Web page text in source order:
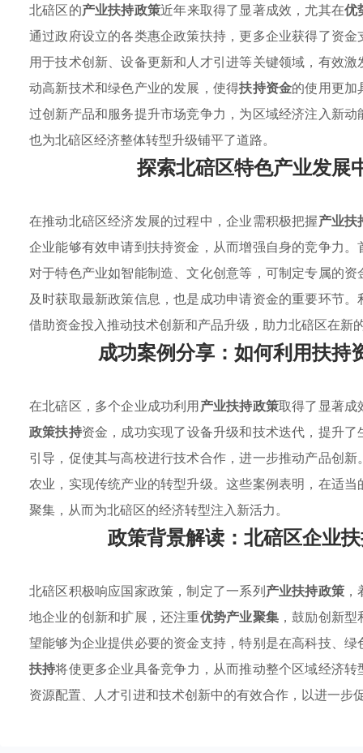
北碚区的产业扶持政策近年来取得了显著成效，尤其在优
通过政府设立的各类惠企政策扶持，更多企业获得了资
用于技术创新、设备更新和人才引进等关键领域，有效
动高新技术和绿色产业的发展，使得扶持资金的使用更加
过创新产品和服务提升市场竞争力，为区域经济注入新
也为北碚区经济整体转型升级铺平了道路。
探索北碚区特色产业发展
在推动北碚区经济发展的过程中，企业需积极把握产业扶
企业能够有效申请到扶持资金，从而增强自身的竞争力。
对于特色产业如智能制造、文化创意等，可制定专属的
及时获取最新政策信息，也是成功申请资金的重要环节
借助资金投入推动技术创新和产品升级，助力北碚区在新
成功案例分享：如何利用扶持
在北碚区，多个企业成功利用产业扶持政策取得了显著成
政策扶持资金，成功实现了设备升级和技术迭代，提升
引导，促使其与高校进行技术合作，进一步推动产品创
农业，实现传统产业的转型升级。这些案例表明，在适
聚集，从而为北碚区的经济转型注入新活力。
政策背景解读：北碚区企业
北碚区积极响应国家政策，制定了一系列产业扶持政策
地企业的创新和扩展，还注重优势产业聚集，鼓励创新型
望能够为企业提供必要的资金支持，特别是在高科技、
扶持将使更多企业具备竞争力，从而推动整个区域经济
资源配置、人才引进和技术创新中的有效合作，以进一步